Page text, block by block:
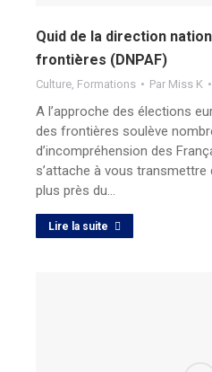
Quid de la direction
frontières (DNPAF)
Culture Formations Par Miss K
A l’approche des élections
des frontières soulève
d’incompréhension des
s’attache à vous
plus près du…
Lire la suite